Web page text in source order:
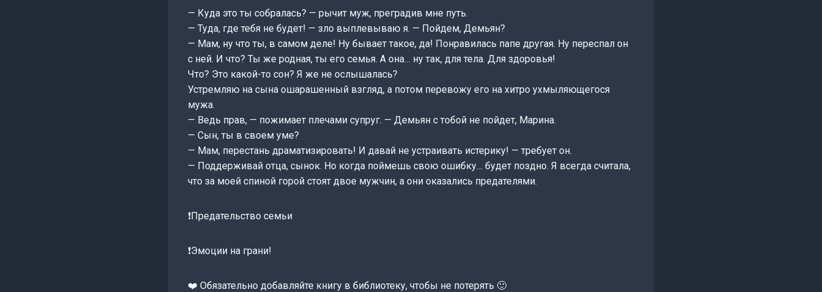
— Куда это ты собралась? — рычит муж, преградив мне путь.
— Туда, где тебя не будет! — зло выплевываю я. — Пойдем, Демьян?
— Мам, ну что ты, в самом деле! Ну бывает такое, да! Понравилась папе другая. Ну переспал он
с ней. И что? Ты же родная, ты его семья. А она… ну так, для тела. Для здоровья!
Что? Это какой-то сон? Я же не ослышалась?
Устремляю на сына ошарашенный взгляд, а потом перевожу его на хитро ухмыляющегося
мужа.
— Ведь прав, — пожимает плечами супруг. — Демьян с тобой не пойдет, Марина.
— Сын, ты в своем уме?
— Мам, перестань драматизировать! И давай не устраивать истерику! — требует он.
— Поддерживай отца, сынок. Но когда поймешь свою ошибку… будет поздно. Я всегда считала,
что за моей спиной горой стоят двое мужчин, а они оказались предателями.
❗Предательство семьи
❗Эмоции на грани!
❤️ Обязательно добавляйте книгу в библиотеку, чтобы не потерять 🙂